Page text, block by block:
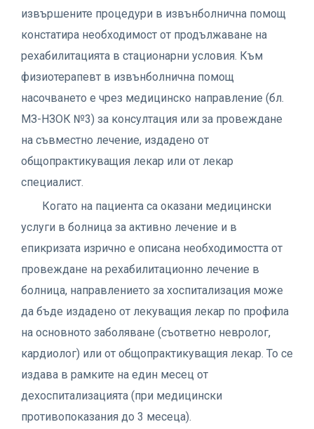
извършените процедури в извънболнична помощ
констатира необходимост от продължаване на
рехабилитацията в стационарни условия. Към
физиотерапевт в извънболнична помощ
насочването е чрез медицинско направление (бл.
МЗ-НЗОК №3) за консултация или за провеждане
на съвместно лечение, издадено от
общопрактикуващия лекар или от лекар
специалист.
Когато на пациента са оказани медицински
услуги в болница за активно лечение и в
епикризата изрично е описана необходимостта от
провеждане на рехабилитационно лечение в
болница, направлението за хоспитализация може
да бъде издадено от лекуващия лекар по профила
на основното заболяване (съответно невролог,
кардиолог) или от общопрактикуващия лекар. То се
издава в рамките на един месец от
дехоспитализацията (при медицински
противопоказания до 3 месеца).